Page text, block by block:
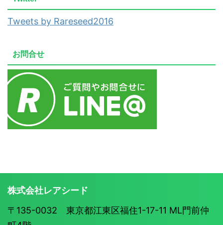
Tweets by Rareseed2016
お問合せ
株式会社レアシード
〒135-0032 東京都江東区福住1-17-11 ML門前仲